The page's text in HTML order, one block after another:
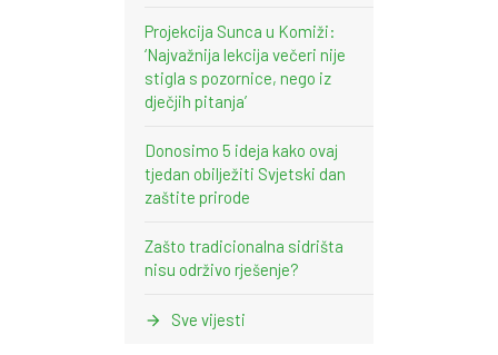
Projekcija Sunca u Komiži:
‘Najvažnija lekcija večeri nije
stigla s pozornice, nego iz
dječjih pitanja’
Donosimo 5 ideja kako ovaj
tjedan obilježiti Svjetski dan
zaštite prirode
Zašto tradicionalna sidrišta
nisu održivo rješenje?
Sve vijesti